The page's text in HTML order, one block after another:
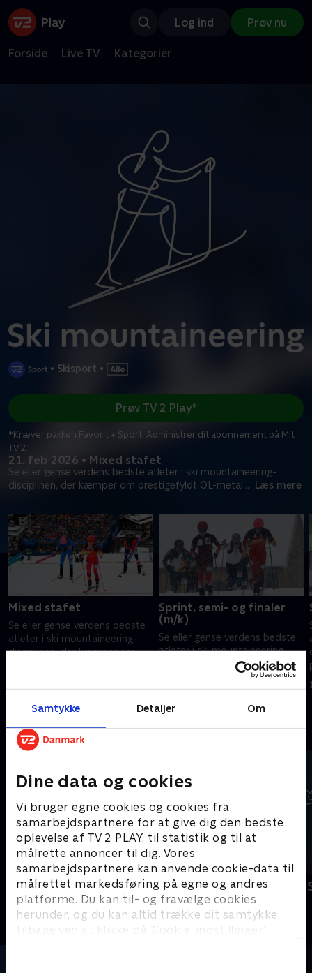
Samtykke Detaljer Om
Dine data og cookies
Vi bruger egne cookies og cookies fra
samarbejdspartnere for at give dig den bedste
oplevelse af TV 2 PLAY, til statistik og til at
målrette annoncer til dig. Vores
samarbejdspartnere kan anvende cookie-data til
målrettet markedsføring på egne og andres
platforme. Du kan til- og fravælge cookies
herunder, og du kan altid trække dit samtykke
tilbage ved at klikke på ’Cookie-indstillinger’ i
Log ind Prøv nu
Forside Live TV Kategorier
• Skisport •
21. feb 2026 • Mixed stafet
Se eller gense verdens bedste atleter i ski mountaineering-
disciplinen, der kæmper om prestigefyldt OL-metal ... Læs mere
Prøv TV 2 Play*
*Kræver pakken Favorit + Sport. Administrer dit abonnement på Mit
TV 2.
Mixed stafet
Se eller gense verdens bedste
atleter i ski mountaineering-
disciplinen, der kæmper om
Sprint, semi- og finaler
(m/k)
Se eller gense verdens bedste
atleter i ski mountaineering-
disciplinen, der kæmper om
prestigefyldt OL-metal i Italien.
Andre så også
Vinter-OL - Langrend
Skisport
Vinter-OL -
Skisport